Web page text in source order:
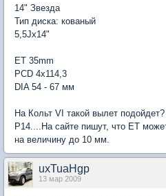
14" Звезда
Тип диска: кованый
5,5Jx14"
ET 35mm
PCD 4x114,3
DIA 54 - 67 мм
На Кольт VI такой вылет
Р14....На сайте пишут, что ET
на величину до 10 мм.
uxTuaHgp
13 мар 2009